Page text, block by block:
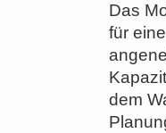
Das
für
dem